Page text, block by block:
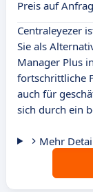
Preis auf
Centraleyezer
Sie als
Manager Plus
fortschrittliche
auch für
sich durch ein
Mehr